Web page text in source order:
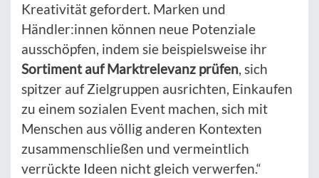
Kreativität gefordert. Marken und
Händler:innen können neue Potenziale
ausschöpfen, indem sie beispielsweise ihr
Sortiment auf Marktrelevanz prüfen, sich
spitzer auf Zielgruppen ausrichten, Einkaufen
zu einem sozialen Event machen, sich mit
Menschen aus völlig anderen Kontexten
zusammenschließen und vermeintlich
verrückte Ideen nicht gleich verwerfen.“